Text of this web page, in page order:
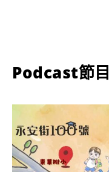
Podcast節目